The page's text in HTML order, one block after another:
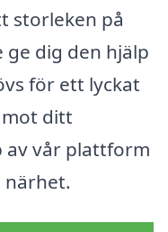
storleken på
ge dig den hjälp
för ett lyckat
ditt
av vår plattform
närhet.